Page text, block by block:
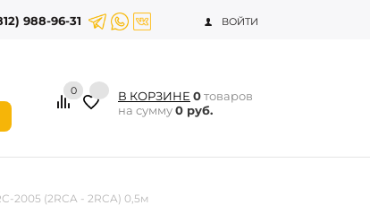
988-96-31 ВОЙТИ
0 В КОРЗИНЕ 0товаров
на сумму0 руб.
2005 (2RCA - 2RCA) 0,5м